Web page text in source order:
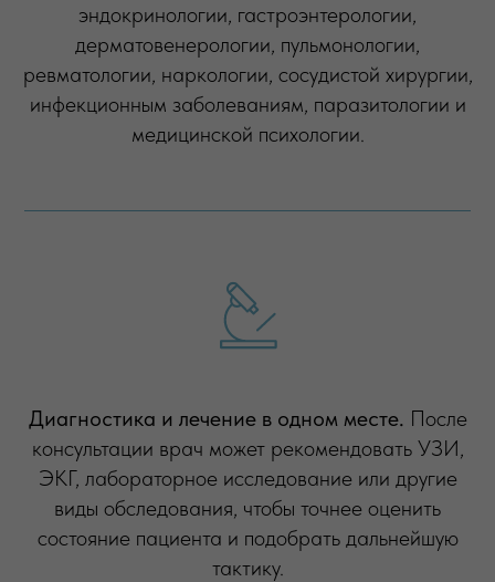
эндокринологии, гастроэнтерологии,
дерматовенерологии, пульмонологии,
ревматологии, наркологии, сосудистой хирургии,
инфекционным заболеваниям, паразитологии и
медицинской психологии.
Диагностика и лечение в одном месте. После
консультации врач может рекомендовать УЗИ,
ЭКГ, лабораторное исследование или другие
виды обследования, чтобы точнее оценить
состояние пациента и подобрать дальнейшую
тактику.